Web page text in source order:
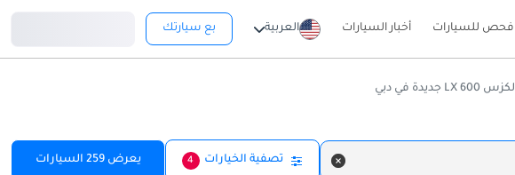
فحص للسيارات أخبار السيارات العربية بع سيارتك
لكزس LX 600 جديدة في دبي
تصفية الخيارات 4 يعرض259 السيارات